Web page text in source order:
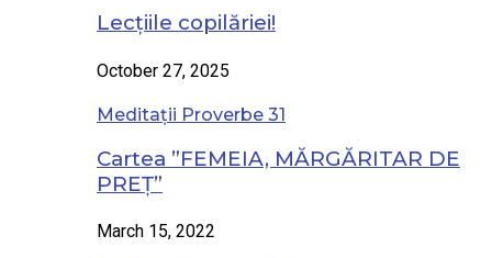
Lecțiile copilăriei!
October 27, 2025
Meditații Proverbe 31
Cartea ”FEMEIA, MĂRGĂRITAR DE
PREȚ”
March 15, 2022